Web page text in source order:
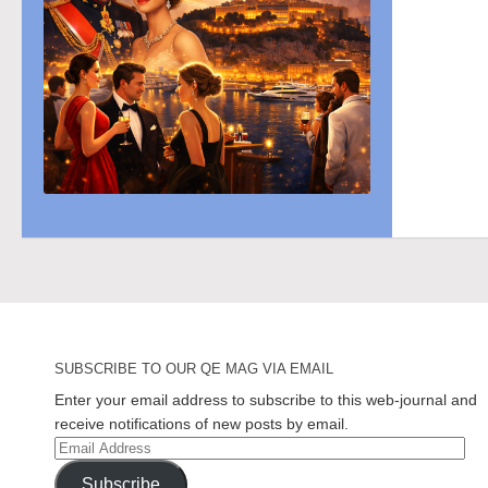
SUBSCRIBE TO OUR QE MAG VIA EMAIL
Enter your email address to subscribe to this web-journal and
receive notifications of new posts by email.
Email
Address